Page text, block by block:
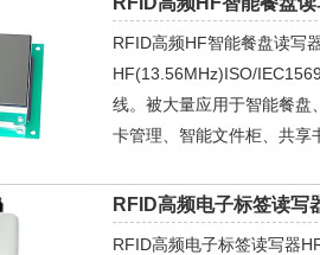
RFID高频HF智能餐盘读写
HF(13.56MHz)ISO/
线。被大量应用于智能餐盘
卡管理、智能文件柜、共享
RFID高频电子标签读写
RFID高频电子标签读写器